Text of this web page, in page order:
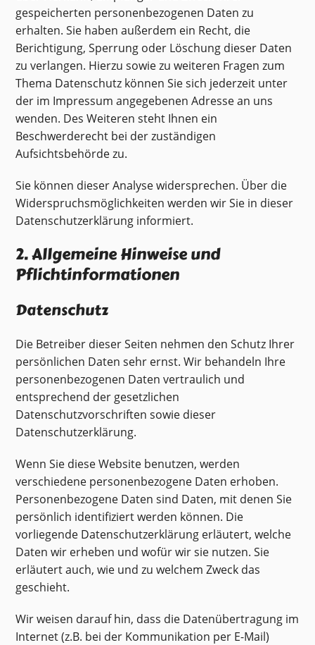
gespeicherten personenbezogenen Daten zu
erhalten. Sie haben außerdem ein Recht, die
Berichtigung, Sperrung oder Löschung dieser Daten
zu verlangen. Hierzu sowie zu weiteren Fragen zum
Thema Datenschutz können Sie sich jederzeit unter
der im Impressum angegebenen Adresse an uns
wenden. Des Weiteren steht Ihnen ein
Beschwerderecht bei der zuständigen
Aufsichtsbehörde zu.
Sie können dieser Analyse widersprechen. Über die
Widerspruchsmöglichkeiten werden wir Sie in dieser
Datenschutzerklärung informiert.
2. Allgemeine Hinweise und
Pflichtinformationen
Datenschutz
Die Betreiber dieser Seiten nehmen den Schutz Ihrer
persönlichen Daten sehr ernst. Wir behandeln Ihre
personenbezogenen Daten vertraulich und
entsprechend der gesetzlichen
Datenschutzvorschriften sowie dieser
Datenschutzerklärung.
Wenn Sie diese Website benutzen, werden
verschiedene personenbezogene Daten erhoben.
Personenbezogene Daten sind Daten, mit denen Sie
persönlich identifiziert werden können. Die
vorliegende Datenschutzerklärung erläutert, welche
Daten wir erheben und wofür wir sie nutzen. Sie
erläutert auch, wie und zu welchem Zweck das
geschieht.
Wir weisen darauf hin, dass die Datenübertragung im
Internet (z.B. bei der Kommunikation per E-Mail)